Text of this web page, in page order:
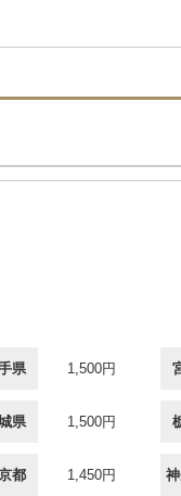
県 1,500円
県 1,500円
都 1,450円